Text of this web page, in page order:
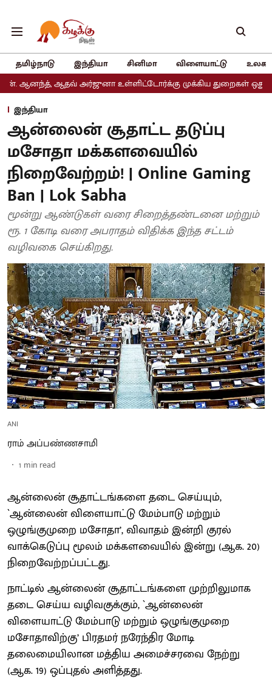
தமிழ்நாடு இந்தியா சினிமா விளையாட்டு
அர்ஜுனா உள்ளிட்டோர்க்கு முக்கிய துறைகள் ஒதுக்கீடு
இந்தியா
ஆன்லைன் சூதாட்ட தடுப்பு
மசோதா மக்களவையில்
நிறைவேற்றம்! | Online Gaming
Ban | Lok Sabha
மூன்று ஆண்டுகள் வரை சிறைத்தண்டனை மற்றும்
ரூ. 1 கோடி வரை அபராதம் விதிக்க இந்த சட்டம்
வழிவகை செய்கிறது.
ANI
ராம் அப்பண்ணசாமி
1 min read
ஆன்லைன் சூதாட்டங்களை தடை செய்யும்,
`ஆன்லைன் விளையாட்டு மேம்பாடு மற்றும்
ஒழுங்குமுறை மசோதா’, விவாதம் இன்றி குரல்
வாக்கெடுப்பு மூலம் மக்களவையில் இன்று (ஆக. 20)
நிறைவேற்றப்பட்டது.
நாட்டில் ஆன்லைன் சூதாட்டங்களை முற்றிலுமாக
தடை செய்ய வழிவகுக்கும், `ஆன்லைன்
விளையாட்டு மேம்பாடு மற்றும் ஒழுங்குமுறை
மசோதாவிற்கு’ பிரதமர் நரேந்திர மோடி
தலைமையிலான மத்திய அமைச்சரவை நேற்று
(ஆக. 19) ஒப்புதல் அளித்தது.